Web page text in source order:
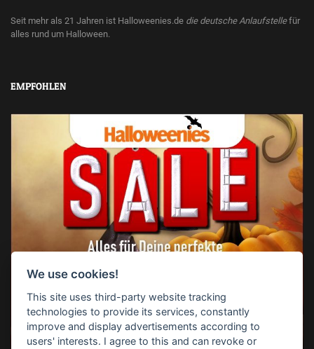
Seit mehr als 21 Jahren ist Halloweenies.de die deutsche Anlaufstellefür
alles rund um Halloween.
EMPFOHLEN
We use cookies!
This site uses third-party website tracking
technologies to provide its services, constantly
improve and display advertisements according to
users' interests. I agree to this and can revoke or